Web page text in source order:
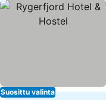
Suosittu valinta